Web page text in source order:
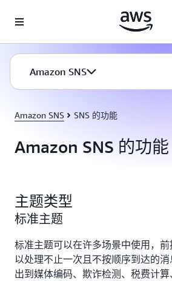
Amazon SNS SNS 的功能
Amazon SNS 的功能
Amazon SNS
主题类型
标准主题
标准主题可以在许多场景中使用，
以处理不止一次且不按顺序到达的
出到媒体编码、欺诈检测、税费计